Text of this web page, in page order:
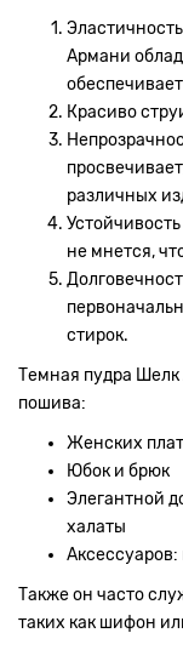
Армани
Красиво
различных
не мнется,
стирок.
Темная пудра Шелк
пошива:
Женских
Юбок и брюк
Элегантной
халаты
Также он часто
таких как шифон